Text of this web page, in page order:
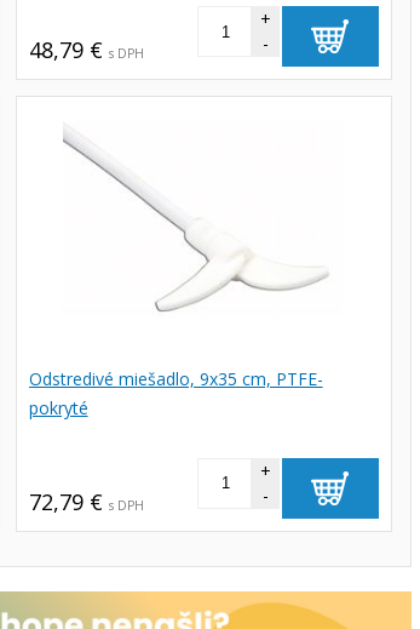
48,79 € s DPH -
+
Odstredivé miešadlo, 9x35 cm, PTFE-
pokryté
72,79 € s DPH -
+